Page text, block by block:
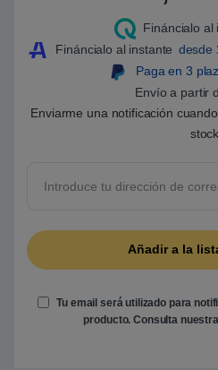
o
5
s
o
b
a
d
n
u
n
Fináncialo al
Fináncialo al instante desde
Paga en 3
Envío a partir
Enviarme una notificación
stock.
Tu email será utilizado para
producto. Consulta nuestra